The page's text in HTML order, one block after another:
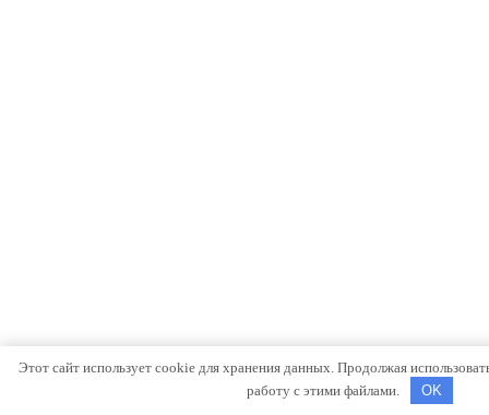
Этот сайт использует cookie для хранения данных. Продолжая
работу с этими файлами.
OK